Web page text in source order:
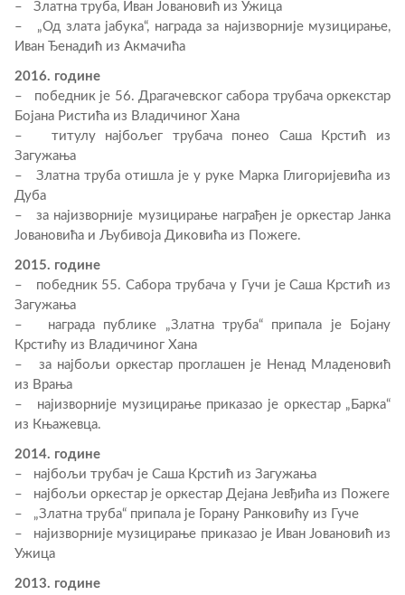
– Златна труба, Иван Јовановић из Ужица
– „Од злата јабука“, награда за најизворније музицирање,
Иван Ђенадић из Акмачића
2016. године
– победник је 56. Драгачевског сабора трубача оркекстар
Бојана Ристића из Владичиног Хана
– титулу најбољег трубача понео Саша Крстић из
Загужања
– Златна труба отишла је у руке Марка Глигоријевића из
Дуба
– за најизворније музицирање награђен је оркестар Јанка
Јовановића и Љубивоја Диковића из Пожеге.
2015. године
– победник 55. Сабора трубача у Гучи је Саша Крстић из
Загужања
– награда публике „Златна труба“ припала је Бојану
Крстићу из Владичиног Хана
– за најбољи оркестар проглашен је Ненад Младеновић
из Врања
– најизворније музицирање приказао је оркестар „Барка“
из Књажевца.
2014. године
– најбољи трубач је Саша Крстић из Загужања
– најбољи оркестар је оркестар Дејана Јевђића из Пожеге
– „Златна труба“ припала је Горану Ранковићу из Гуче
– најизворније музицирање приказао је Иван Јовановић из
Ужица
2013. године